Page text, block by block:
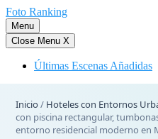
Saltar
al
contenido
Foto Ranking
Menu
Close Menu X
Últimas Escenas Añadidas
Inicio / Hoteles con Entornos
con piscina rectangular,
entorno residencial moderno en